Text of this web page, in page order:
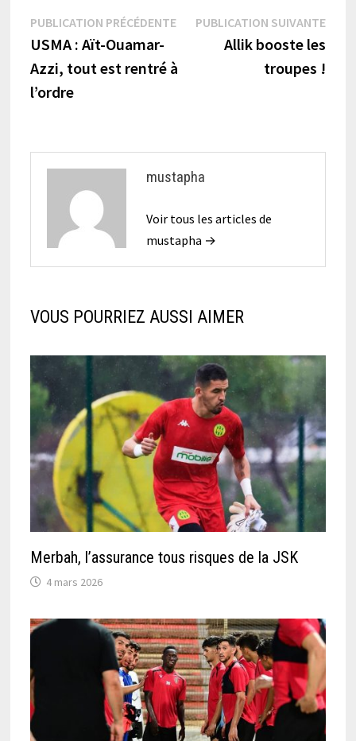
Navigation
de
l’article
PUBLICATION PRÉCÉDENTEPublication
précédente :
USMA : Aït-Ouamar-
Azzi, tout est rentré à
l’ordre
PUBLICATION SUIVANTE
Allik booste les
troupes !
mustapha
Voir tous les articles de
mustapha →
VOUS POURRIEZ AUSSI AIMER
Merbah, l’assurance tous risques de la JSK
4 mars 2026